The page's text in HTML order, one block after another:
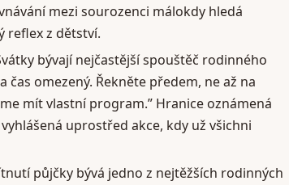
mezi sourozenci málokdy hledá
reflex z dětství.
bývají nejčastější spouštěč rodinného
omezený. Řekněte předem, ne až na
mít vlastní program.” Hranice oznámená
uprostřed akce, kdy už všichni
půjčky bývá jedno z nejtěžších rodinných